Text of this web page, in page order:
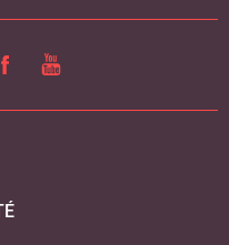
FACEBOOK
YOUTUBE